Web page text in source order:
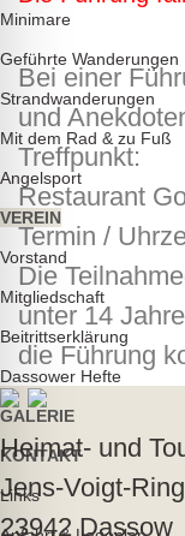
Minimare
Geführte Wanderungen
Strandwanderungen
Mit dem Rad & zu Fuß
Angelsport
VEREIN
Vorstand
Mitgliedschaft
Beitrittserklärung
Dassower Hefte
GALERIE
KONTAKT
Links
Bei einer
und
Treffpunkt:
Restaurant
Termin /
Die
unter 14
die Führung
Heimat- und
Jens-Voigt-
23942 Dassow